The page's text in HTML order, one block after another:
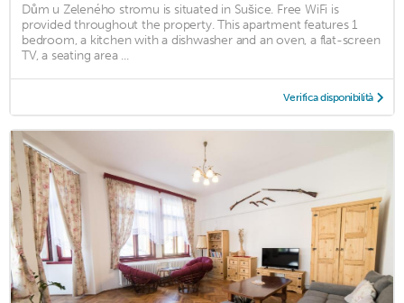
Dům u Zeleného stromu is situated in Sušice. Free WiFi is
provided throughout the property. This apartment features 1
bedroom, a kitchen with a dishwasher and an oven, a flat-screen
TV, a seating area ...
Verifica disponibilità